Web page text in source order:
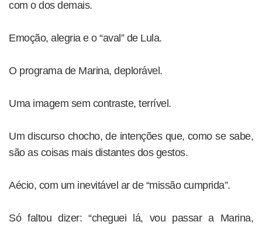
com o dos demais.
Emoção, alegria e o “aval” de Lula.
O programa de Marina, deplorável.
Uma imagem sem contraste, terrível.
Um discurso chocho, de intenções que, como se sabe,
são as coisas mais distantes dos gestos.
Aécio, com um inevitável ar de “missão cumprida”.
Só faltou dizer: “cheguei lá, vou passar a Marina,